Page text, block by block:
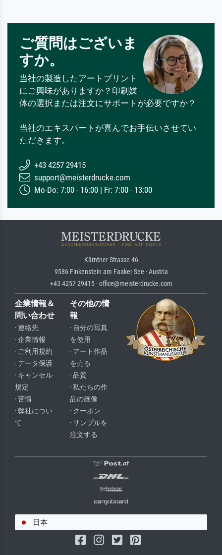
ご質問はございま
すか。
当社の製造したアートプリント
にご興味がありますか？印刷媒
体の選択または注文にサポートが必要ですか？
当社のエキスパートが喜んでお手伝いさせてい
ただきます。
+43 4257 29415
support@meisterdrucke.com
Mo-Do: 7:00 - 16:00 | Fr: 7:00 - 13:00
Kärntner Strasse 46
9586 Finkenstein am Faaker See · Austria
+43 4257 29415 · office@meisterdrucke.com
企業情報＆
問い合わせ
· 連絡先
· 企業情報
· ご利用規約
· データ保護
· キャンセル
規定
· 苦情
· 弊社につい
て
その他の情
報
· 自分の写真
を使用
· アート作品
を売る
· 品質
· 私たちの作
品の画像
· クーポン
· サンプルを
注文する
日本